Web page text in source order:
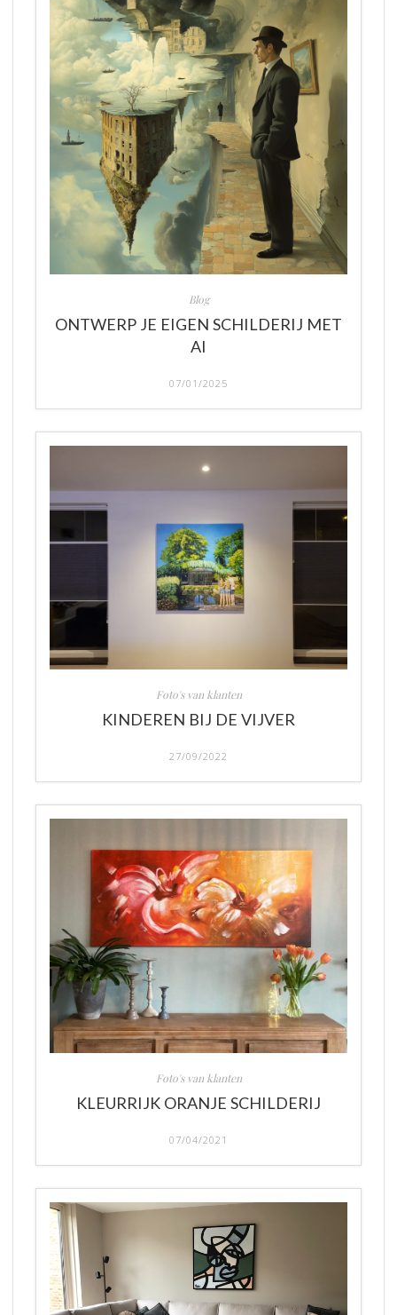
Blog
ONTWERP JE EIGEN SCHILDERIJ MET
AI
07/01/2025
Foto's van klanten
KINDEREN BIJ DE VIJVER
27/09/2022
Foto's van klanten
KLEURRIJK ORANJE SCHILDERIJ
07/04/2021